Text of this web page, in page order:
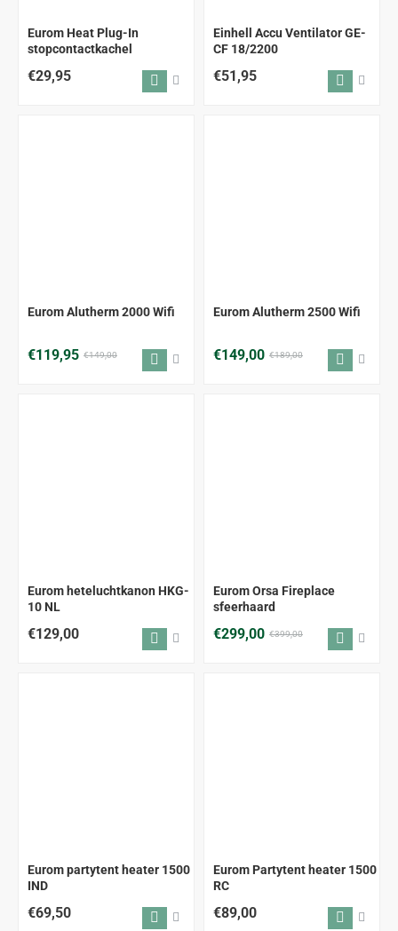
Eurom Heat Plug-In
stopcontactkachel
€29,95
Einhell Accu Ventilator GE-
CF 18/2200
€51,95
ALLEEN AFHALEN -19%
Eurom Alutherm 2000 Wifi
€119,95 €149,00 ALLEEN AFHALEN -21%
Eurom Alutherm 2500 Wifi
€149,00 €189,00
Eurom heteluchtkanon HKG-
10 NL
€129,00 ALLEEN AFHALEN
Eurom Orsa Fireplace
sfeerhaard
€299,00 €399,00
Eurom partytent heater 1500
IND
€69,50
Eurom Partytent heater 1500
RC
€89,00